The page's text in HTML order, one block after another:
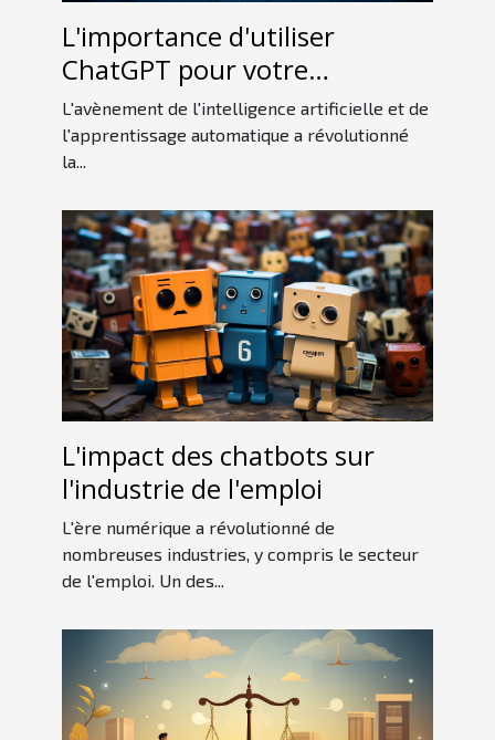
L'importance d'utiliser
ChatGPT pour votre
entreprise
L'avènement de l'intelligence artificielle et de
l'apprentissage automatique a révolutionné
la...
L'impact des chatbots sur
l'industrie de l'emploi
L'ère numérique a révolutionné de
nombreuses industries, y compris le secteur
de l'emploi. Un des...